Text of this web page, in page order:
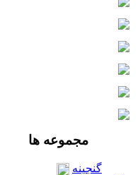
مجموعه ها
گنجینه